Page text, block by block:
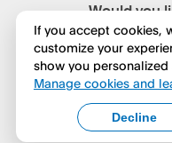
Would you
No,
Yes,
If you accept cookies,
customize your
show you
Manage cookies and
Decline